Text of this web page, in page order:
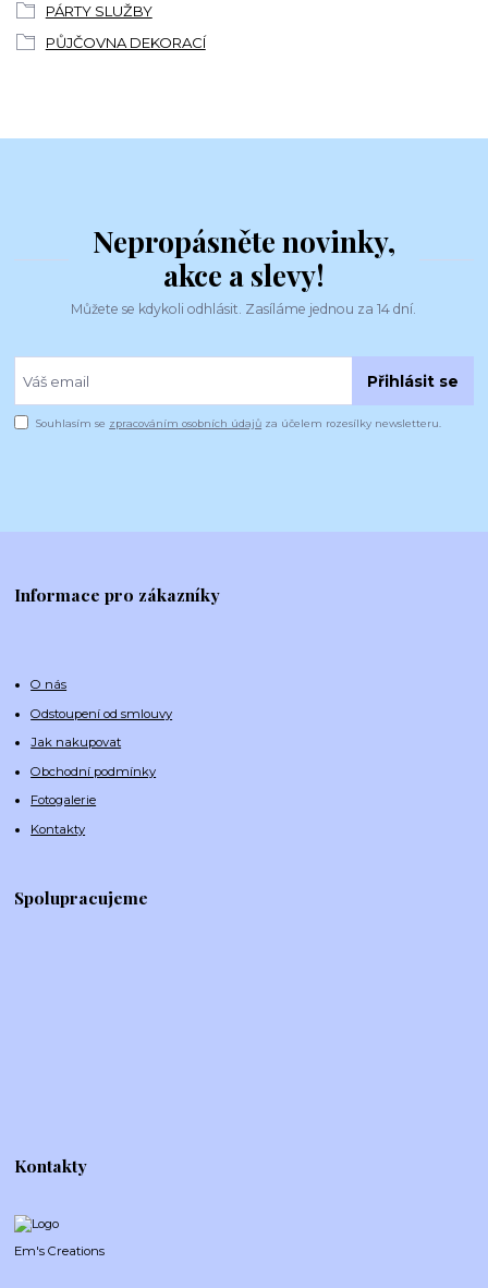
PÁRTY SLUŽBY
PŮJČOVNA DEKORACÍ
Nepropásněte novinky,
akce a slevy!
Můžete se kdykoli odhlásit. Zasíláme jednou za 14 dní.
Přihlásit se
Souhlasím se zpracováním osobních údajů za účelem rozesílky newsletteru.
Informace pro zákazníky
O nás
Odstoupení od smlouvy
Jak nakupovat
Obchodní podmínky
Fotogalerie
Kontakty
Spolupracujeme
Kontakty
Em's Creations